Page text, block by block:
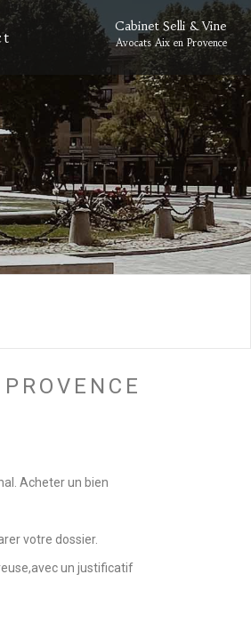
Cabinet Selli & Vine
Avocats Aix en Provence
Acheter un bien
votre dossier.
un justificatif